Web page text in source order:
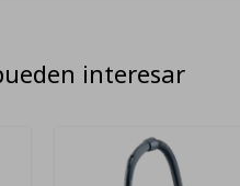
interesar